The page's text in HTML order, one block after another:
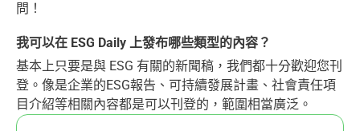
問！
我可以在 ESG Daily 上發布哪些類型的內容？
基本上只要是與 ESG 有關的新聞稿，我們都十分歡迎您刊
登。像是企業的ESG報告、可持續發展計畫、社會責任項
目介紹等相關內容都是可以刊登的，範圍相當廣泛。